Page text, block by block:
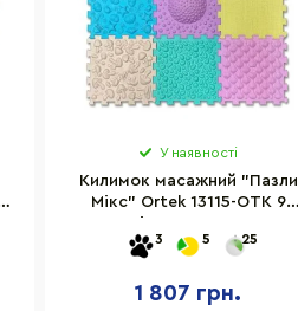
У наявності
Килимок масажний "Пазли
Мікс" Ortek 13115-OTK 9
3 5 25
1 807 грн.